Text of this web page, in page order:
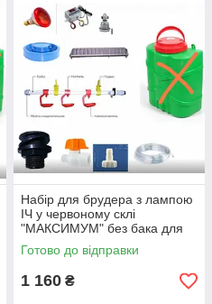
Набір для брудера з лампою
ІЧ у червоному склі
"МАКСИМУМ" без бака для
води — No8
Готово до відправки
1 160 ₴